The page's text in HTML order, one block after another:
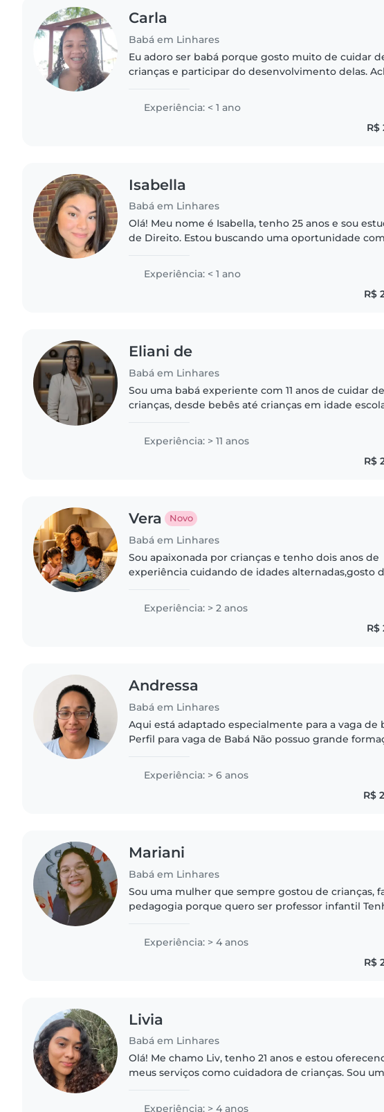
Carla
Babá em Linhares
Eu adoro ser babá porque gosto muito de cuidar
crianças e participar do desenvolvimento delas.
Experiência: < 1 ano
R$
Isabella
Babá em Linhares
Olá! Meu nome é Isabella, tenho 25 anos e sou estudante
de Direito. Estou buscando uma oportunidade
com crianças..
Experiência: < 1 ano
R$
Eliani de
Babá em Linhares
Sou uma babá experiente com 11 anos de cuidar de
crianças, desde bebês até crianças em idade
crianças com necessidades especiais,..
Experiência: > 11 anos
R$
Vera Novo
Babá em Linhares
Sou apaixonada por crianças e tenho dois anos de
experiência cuidando de idades alternadas,gosto
tarefas escolares. Sou certificada..
Experiência: > 2 anos
R$
Andressa
Babá em Linhares
Aqui está adaptado especialmente para a vaga de
Perfil para vaga de Babá Não possuo grande formação
cheio de carinho para..
Experiência: > 6 anos
R$
Mariani
Babá em Linhares
Sou uma mulher que sempre gostou de crianças,
pedagogia porque quero ser professor infantil
Experiência: > 4 anos
R$
Livia
Babá em Linhares
Olá! Me chamo Liv, tenho 21 anos e estou
meus serviços como cuidadora de crianças. Sou uma
dedicada. Gosto de proporcionar..
Experiência: > 4 anos